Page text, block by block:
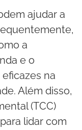
ajudar a
a
e o
na
Além disso,
(TCC)
lidar com